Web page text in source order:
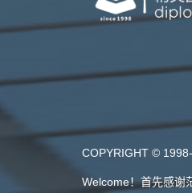
COPYRIGHT ©
Welcome！首先感谢